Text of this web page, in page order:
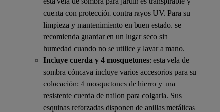
cuenta con protección contra rayos UV. Para su
limpieza y mantenimiento en buen estado, se
recomienda guardar en un lugar seco sin
humedad cuando no se utilice y lavar a mano.
Incluye cuerda y 4 mosquetones: esta vela de
sombra cóncava incluye varios accesorios para su
colocación: 4 mosquetones de hierro y una
resistente cuerda de nailon para colgarla. Sus
esquinas reforzadas disponen de anillas metálicas